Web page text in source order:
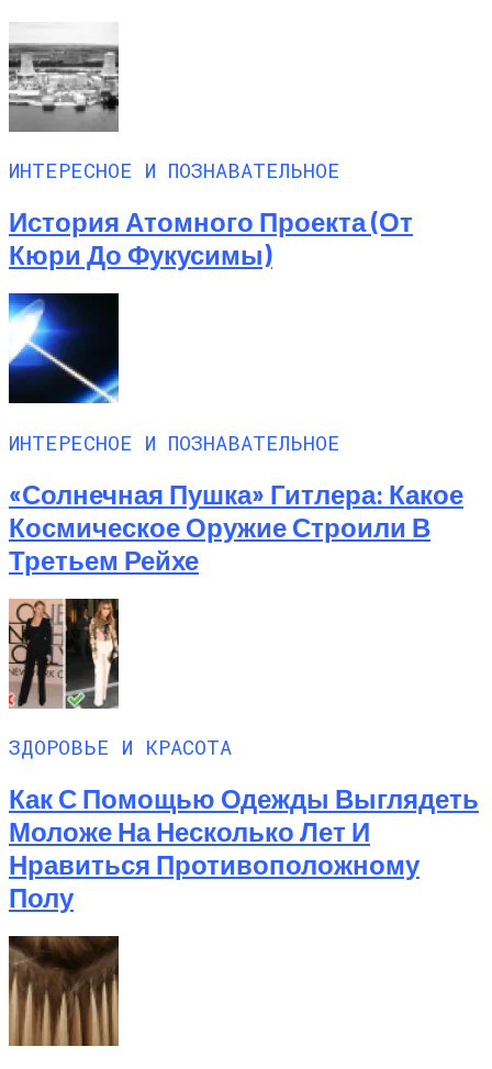
ИНТЕРЕСНОЕ И ПОЗНАВАТЕЛЬНОЕ
История Атомного Проекта (от
Кюри До Фукусимы)
ИНТЕРЕСНОЕ И ПОЗНАВАТЕЛЬНОЕ
«Солнечная Пушка» Гитлера: Какое
Космическое Оружие Строили В
Третьем Рейхе
ЗДОРОВЬЕ И КРАСОТА
Как С Помощью Одежды Выглядеть
Моложе На Несколько Лет И
Нравиться Противоположному
Полу